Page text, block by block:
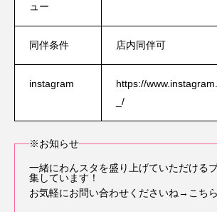
ュー
同伴条件 店内同伴可
instagram
https://
_/
※お知らせ
一緒にわんスタを盛り上げていただける
集しています！
お気軽にお問い合わせくださいね→こちら